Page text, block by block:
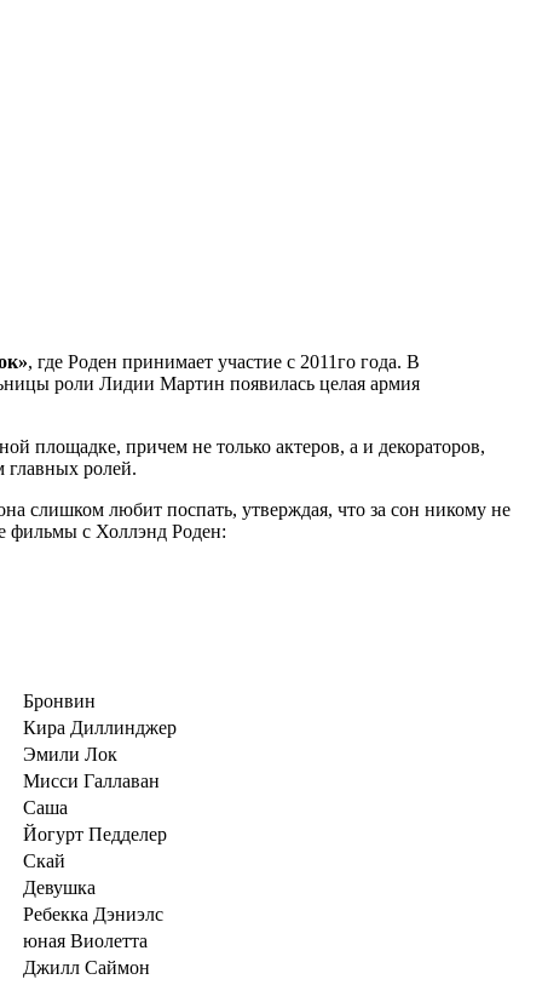
, где Роден принимает участие с 2011го года. В
роли Лидии Мартин появилась целая армия
площадке, причем не только актеров, а и декораторов,
главных ролей.
слишком любит поспать, утверждая, что за сон никому не
фильмы с Холлэнд Роден:
Бронвин
Кира Диллинджер
Эмили Лок
Мисси Галлаван
Саша
Йогурт Педделер
Скай
Девушка
Ребекка Дэниэлс
юная Виолетта
Джилл Саймон